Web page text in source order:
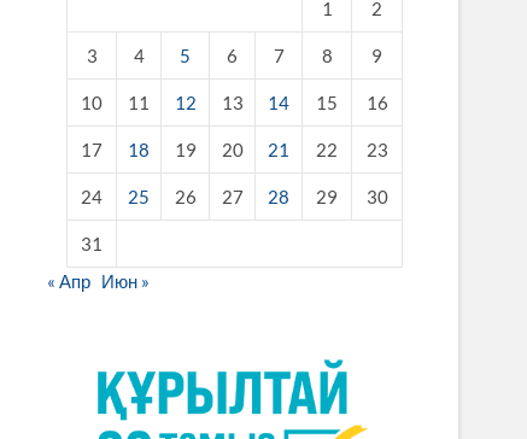
1 2
3 4 5 6 7 8 9
10 11 12 13 14 15 16
17 18 19 20 21 22 23
24 25 26 27 28 29 30
31
« Апр Июн »